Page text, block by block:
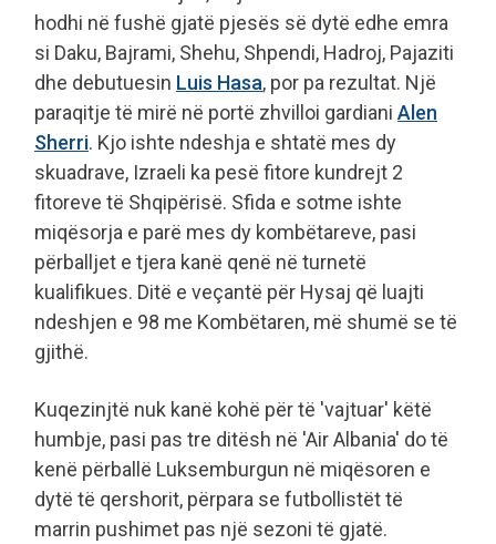
hodhi në fushë gjatë pjesës së dytë edhe emra
si Daku, Bajrami, Shehu, Shpendi, Hadroj, Pajaziti
dhe debutuesin Luis Hasa, por pa rezultat. Një
paraqitje të mirë në portë zhvilloi gardiani Alen
Sherri. Kjo ishte ndeshja e shtatë mes dy
skuadrave, Izraeli ka pesë fitore kundrejt 2
fitoreve të Shqipërisë. Sfida e sotme ishte
miqësorja e parë mes dy kombëtareve, pasi
përballjet e tjera kanë qenë në turnetë
kualifikues. Ditë e veçantë për Hysaj që luajti
ndeshjen e 98 me Kombëtaren, më shumë se të
gjithë.
Kuqezinjtë nuk kanë kohë për të 'vajtuar' këtë
humbje, pasi pas tre ditësh në 'Air Albania' do të
kenë përballë Luksemburgun në miqësoren e
dytë të qershorit, përpara se futbollistët të
marrin pushimet pas një sezoni të gjatë.